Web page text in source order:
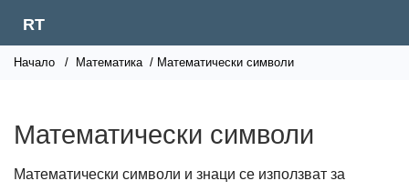
RT
Начало / Математика / Математически символи
Математически символи
Математически символи и знаци се използват за